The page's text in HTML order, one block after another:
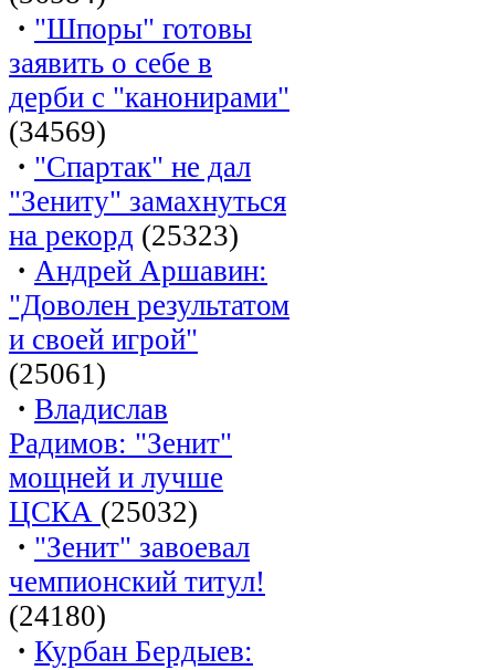
· "Шпоры" готовы
заявить о себе в
дерби с "канонирами"
(34569)
· "Спартак" не дал
"Зениту" замахнуться
на рекорд (25323)
· Андрей Аршавин:
"Доволен результатом
и своей игрой"
(25061)
· Владислав
Радимов: "Зенит"
мощней и лучше
ЦСКА (25032)
· "Зенит" завоевал
чемпионский титул!
(24180)
· Курбан Бердыев: